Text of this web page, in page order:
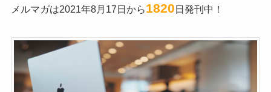
メルマガは2021年8月17日から1820日発刊中！